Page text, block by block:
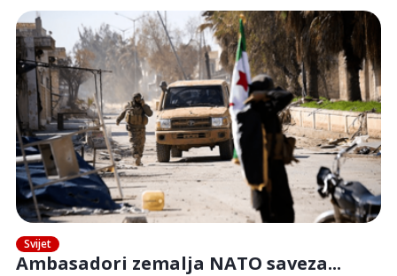
Svijet
Ambasadori zemalja NATO saveza...